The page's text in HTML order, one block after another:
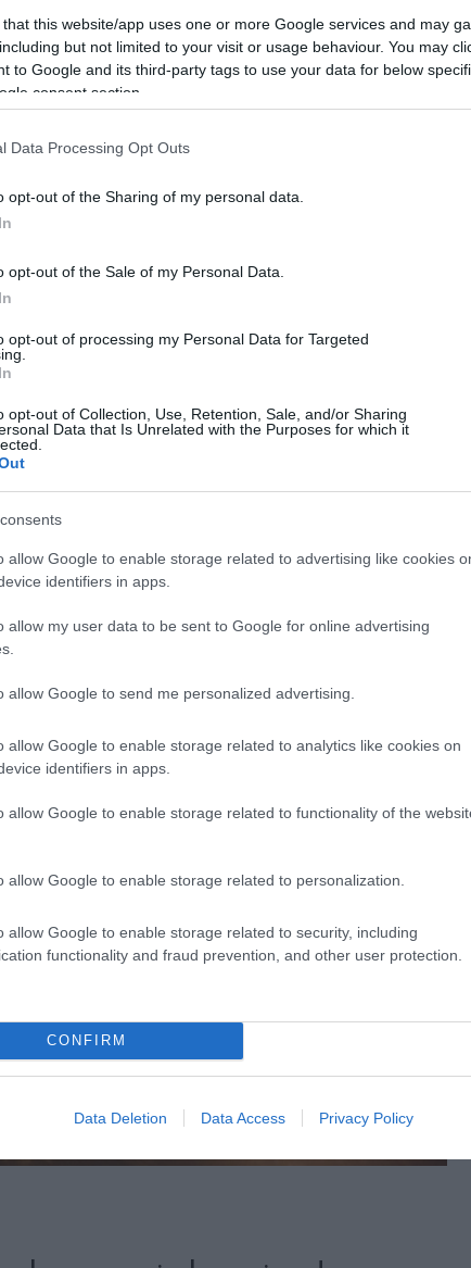
that this website/app uses one or more Google services and may
but not limited to your visit or usage behaviour. You may
to Google and its third-party tags to use your data for below
consent section.
Data Processing Opt Outs
opt-out of the Sharing of my personal data.
opt-out of the Sale of my Personal Data.
opt-out of processing my Personal Data for Targeted
opt-out of Collection, Use, Retention, Sale, and/or Sharing
Data that Is Unrelated with the Purposes for which it
allow Google to enable storage related to advertising like cookies
identifiers in apps.
allow my user data to be sent to Google for online advertising
allow Google to send me personalized advertising.
allow Google to enable storage related to analytics like cookies on
identifiers in apps.
allow Google to enable storage related to functionality of the
allow Google to enable storage related to personalization.
allow Google to enable storage related to security, including
functionality and fraud prevention, and other user protection.
CONFIRM
Data Deletion Data Access Privacy Policy
dekoráció részei. Szépen mutatnak, ünnepi
is.